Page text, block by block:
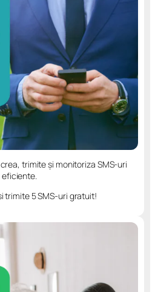
trimite și monitoriza SMS-uri
eficiente.
trimite 5 SMS-uri gratuit!